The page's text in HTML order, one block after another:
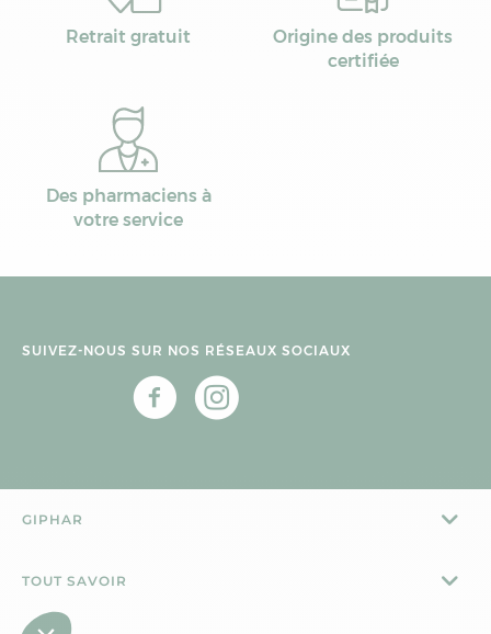
Retrait gratuit
Origine des produits
certifiée
Des pharmaciens à
votre service
SUIVEZ-NOUS SUR NOS RÉSEAUX SOCIAUX
GIPHAR
TOUT SAVOIR